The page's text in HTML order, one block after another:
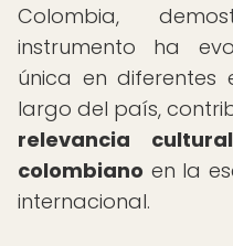
Colombia,
instrumento ha
única en diferentes
largo del país,
relevancia
colombiano en la
internacional.